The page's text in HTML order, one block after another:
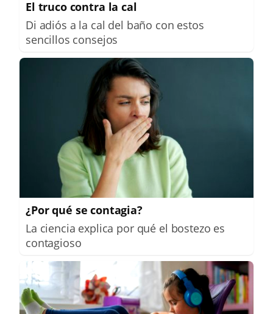
El truco contra la cal
Di adiós a la cal del baño con estos
sencillos consejos
¿Por qué se contagia?
La ciencia explica por qué el bostezo es
contagioso